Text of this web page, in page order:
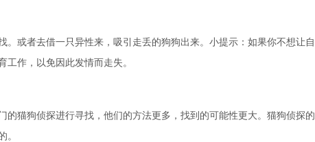
或者去借一只异性来，吸引走丢的狗狗出来。小提示：如果你不想让自
作，以免因此发情而走失。
猫狗侦探进行寻找，他们的方法更多，找到的可能性更大。猫狗侦探的
。